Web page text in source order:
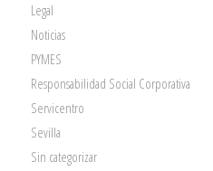
Legal
Noticias
PYMES
Responsabilidad Social Corporativa
Servicentro
Sevilla
Sin categorizar